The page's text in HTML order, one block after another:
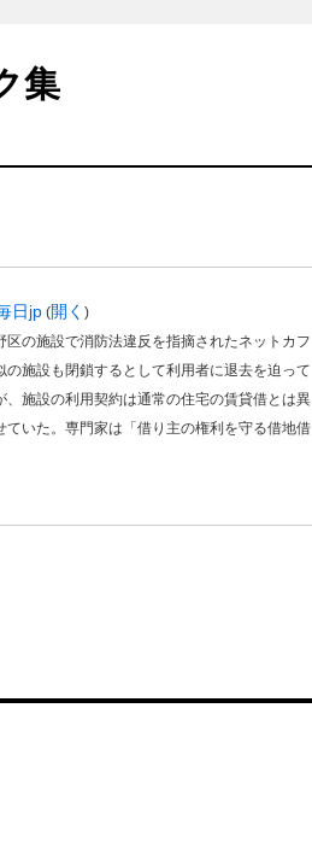
集
日jp (開く )
の施設で消防法違反を指摘されたネットカフ
施設も閉鎖するとして利用者に退去を迫って
施設の利用契約は通常の住宅の賃貸借とは異
いた。専門家は「借り主の権利を守る借地借